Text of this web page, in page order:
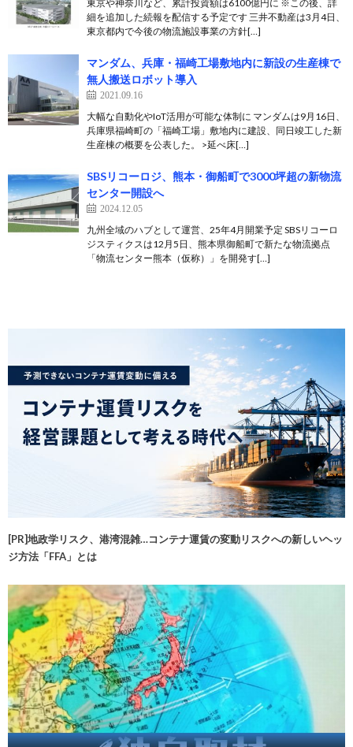
東京や神奈川など、累計投資額は6100億円に ※この後、詳
細を追加した続報を配信する予定です 三井不動産は3月4日、
東京都内で今後の物流施設事業の方針[…]
マンダム、兵庫・福崎工場敷地内に新設の生産棟で
無人搬送ロボット導入
2021.09.16
大幅な自動化やIoT活用が可能な体制に マンダムは9月16日、
兵庫県福崎町の「福崎工場」敷地内に建設、同日竣工した新
生産棟の概要を公表した。 >延べ床[…]
SBSリコーロジ、熊本・御船町で3000坪超の新物流
センター開設へ
2024.12.05
九州全域のハブとして運営、25年4月開業予定 SBSリコーロ
ジスティクスは12月5日、熊本県御船町で新たな物流拠点
「物流センター熊本（仮称）」を開発す[…]
[PR]地政学リスク、港湾混雑…コンテナ運賃の変動リスクへの新しいヘッ
ジ方法「FFA」とは